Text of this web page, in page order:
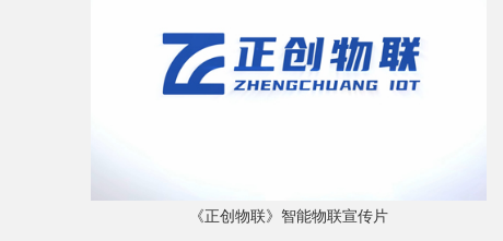
《正创物联》智能物联宣传片